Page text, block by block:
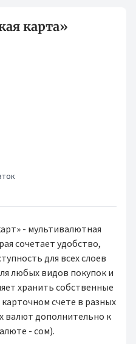
карта»
- мультивалютная
сочетает удобство,
для всех слоев
любых видов покупок и
хранить собственные
счете в разных
валют дополнительно к
- сом).